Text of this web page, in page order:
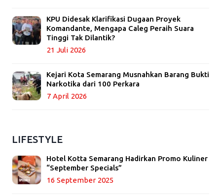
KPU Didesak Klarifikasi Dugaan Proyek
Komandante, Mengapa Caleg Peraih Suara
Tinggi Tak Dilantik?
21 Juli 2026
Kejari Kota Semarang Musnahkan Barang Bukti
Narkotika dari 100 Perkara
7 April 2026
LIFESTYLE
Hotel Kotta Semarang Hadirkan Promo Kuliner
“September Specials”
16 September 2025